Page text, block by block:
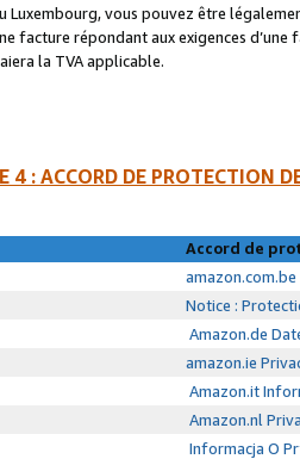
Luxembourg, vous pouvez être
facture répondant aux exigences
la TVA applicable.
4 : ACCORD DE PROTECTION
Accord de
Notice :
Amazon.de
amazon.ie
Amazon.it
Amazon.nl
Informacja O